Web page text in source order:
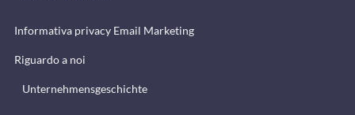
Informativa privacy Email Marketing
Riguardo a noi
Unternehmensgeschichte